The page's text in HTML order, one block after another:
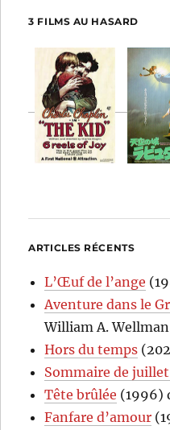
3 FILMS AU HASARD
ARTICLES RÉCENTS
L’Œuf de l’ange
Aventure dans le
William A. Wellman
Hors du temps
Sommaire de
Tête brûlée (1996)
Fanfare d’amour